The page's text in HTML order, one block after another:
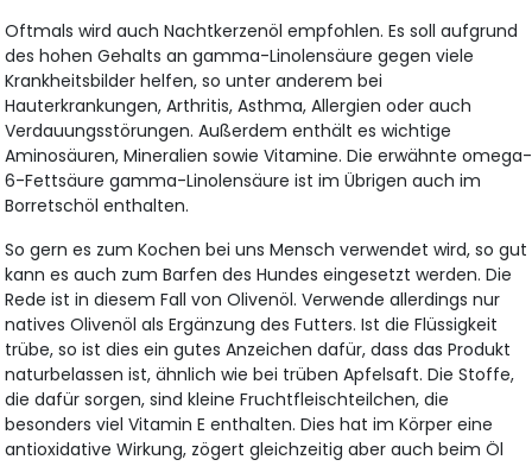
Oftmals wird auch Nachtkerzenöl empfohlen. Es soll aufgrund
des hohen Gehalts an gamma-Linolensäure gegen viele
Krankheitsbilder helfen, so unter anderem bei
Hauterkrankungen, Arthritis, Asthma, Allergien oder auch
Verdauungsstörungen. Außerdem enthält es wichtige
Aminosäuren, Mineralien sowie Vitamine. Die erwähnte omega-
6-Fettsäure gamma-Linolensäure ist im Übrigen auch im
Borretschöl enthalten.
So gern es zum Kochen bei uns Mensch verwendet wird, so gut
kann es auch zum Barfen des Hundes eingesetzt werden. Die
Rede ist in diesem Fall von Olivenöl. Verwende allerdings nur
natives Olivenöl als Ergänzung des Futters. Ist die Flüssigkeit
trübe, so ist dies ein gutes Anzeichen dafür, dass das Produkt
naturbelassen ist, ähnlich wie bei trüben Apfelsaft. Die Stoffe,
die dafür sorgen, sind kleine Fruchtfleischteilchen, die
besonders viel Vitamin E enthalten. Dies hat im Körper eine
antioxidative Wirkung, zögert gleichzeitig aber auch beim Öl